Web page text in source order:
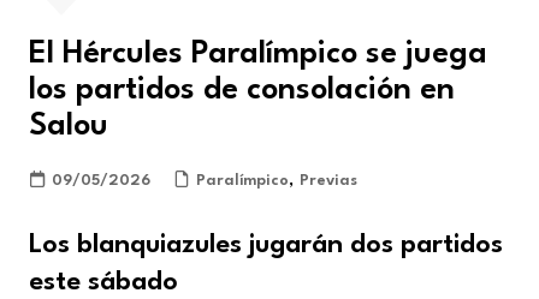
El Hércules Paralímpico se juega
los partidos de consolación en
Salou
09/05/2026 Paralímpico, Previas
Los blanquiazules jugarán dos partidos
este sábado